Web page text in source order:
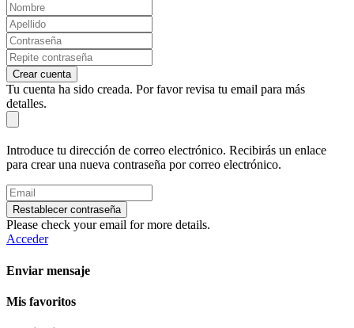
Crear cuenta
Tu cuenta ha sido creada. Por favor revisa tu email para más
detalles.
Introduce tu dirección de correo electrónico. Recibirás un enlace
para crear una nueva contraseña por correo electrónico.
Restablecer contraseña
Please check your email for more details.
Acceder
Enviar mensaje
Mis favoritos